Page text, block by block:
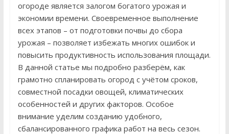
огороде является залогом богатого урожая и
экономии времени. Своевременное выполнение
всех этапов – от подготовки почвы до сбора
урожая – позволяет избежать многих ошибок и
повысить продуктивность использования площади.
В данной статье мы подробно разберём, как
грамотно спланировать огород с учётом сроков,
совместной посадки овощей, климатических
особенностей и других факторов. Особое
внимание уделим созданию удобного,
сбалансированного графика работ на весь сезон.